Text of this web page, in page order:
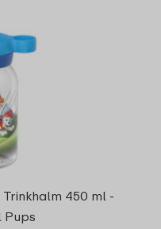
450 ml -
Pups